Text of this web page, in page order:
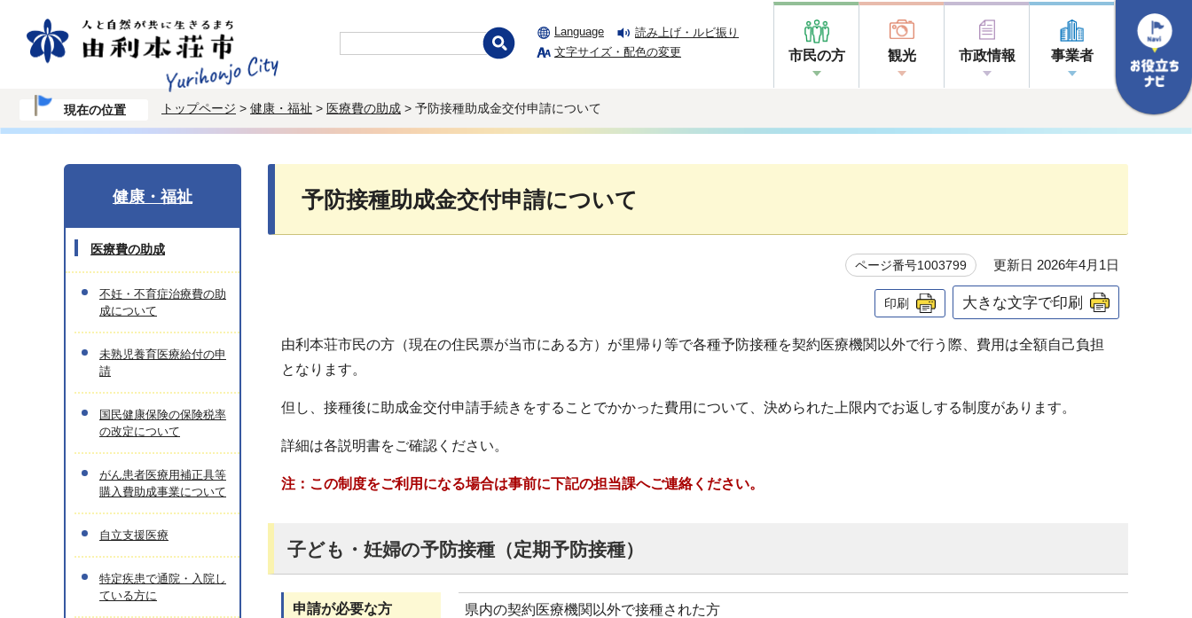
Language
読み上げ・ルビ振り
文字サイズ・配色の変更
市民の方 観光 市政情報 事業者
現在の位置 トップページ > 健康・福祉 > 医療費の助成 > 予防接種助成金交付申請について
予防接種助成金交付申請について
ページ番号1003799 更新日 2026年4月1日
印刷 大きな文字で印刷
由利本荘市民の方（現在の住民票が当市にある方）が里帰り等で各種予防接種を契約医療機関以外で行う際、費用は全額自己負担
となります。
但し、接種後に助成金交付申請手続きをすることでかかった費用について、決められた上限内でお返しする制度があります。
詳細は各説明書をご確認ください。
注：この制度をご利用になる場合は事前に下記の担当課へご連絡ください。
子ども・妊婦の予防接種（定期予防接種）
申請が必要な方 県内の契約医療機関以外で接種された方
健康・福祉
医療費の助成
不妊・不育症治療費の助
成について
未熟児養育医療給付の申
請
国民健康保険の保険税率
の改定について
がん患者医療用補正具等
購入費助成事業について
自立支援医療
特定疾患で通院・入院し
ている方に